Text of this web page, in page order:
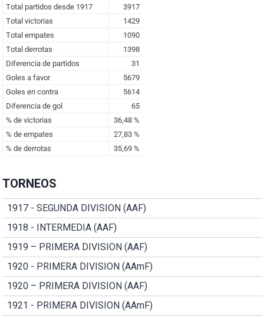
TORNEOS
1917 - SEGUNDA DIVISION (AAF)
1918 - INTERMEDIA (AAF)
1919 – PRIMERA DIVISION (AAF)
1920 - PRIMERA DIVISION (AAmF)
1920 – PRIMERA DIVISION (AAF)
1921 - PRIMERA DIVISION (AAmF)